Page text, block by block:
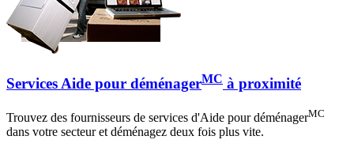
Services Aide pour déménagerMC à proximité
Trouvez des fournisseurs de services d'Aide pour déménagerMC
dans votre secteur et déménagez deux fois plus vite.